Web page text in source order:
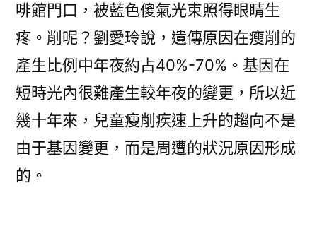
啡館門口，被藍色傻氣光束照得眼睛生
疼。削呢？劉愛玲說，遺傳原因在瘦削的
產生比例中年夜約占40%-70%。基因在
短時光內很難產生較年夜的變更，所以近
幾十年來，兒童瘦削疾速上升的趨向不是
由于基因變更，而是周遭的狀況原因形成
的。